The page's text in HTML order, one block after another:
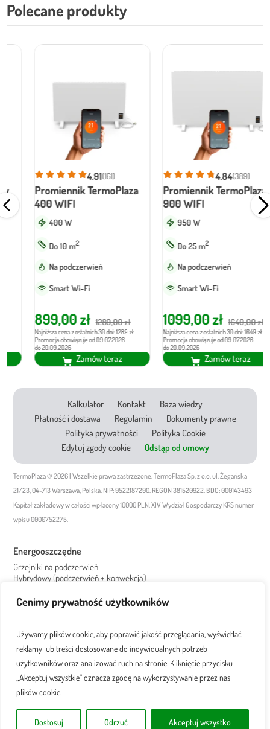
Cenimy prywatność użytkowników
Używamy plików cookie, aby poprawić jakość przeglądania, wyświetlać
reklamy lub treści dostosowane do indywidualnych potrzeb
użytkowników oraz analizować ruch na stronie. Kliknięcie przycisku
„Akceptuj wszystkie” oznacza zgodę na wykorzystywanie przez nas
plików cookie.
Dostosuj Odrzuć Akceptuj wszystko
Polecane produkty
4.91(161)
Promiennik TermoPlaza
400 WIFI
400 W
Do 10 m
Na podczerwień
Smart Wi-Fi
1289,00zł
Pierwotna
cena
wynosiła:
1289,00 zł.
899,00zł
Aktualna
cena
wynosi:
899,00 zł.
Najniższa cena z ostatnich 30 dni: 1289 zł
Promocja obowiązuje od 09.07.2026
do 20.09.2026
Zamów teraz
4.84(389)
Promiennik TermoPlaza
900 WIFI
950 W
Do 25 m
Na podczerwień
Smart Wi-Fi
1649,00zł
Pierwotna
cena
wynosiła:
1649,00 zł.
1099,00zł
Aktualna
cena
wynosi:
1099,00 zł.
Najniższa cena z ostatnich 30 dni: 1649 zł
Promocja obowiązuje od 09.07.2026
do 20.09.2026
Zamów teraz
Kalkulator Kontakt
Baza wiedzy
Płatność i dostawa
Regulamin
Dokumenty prawne
Polityka prywatności
Polityka Cookie
Edytuj zgody cookie
Odstąp od umowy
TermoPlaza © 2026 | Wszelkie prawa zastrzeżone. TermoPlaza Sp. z o.o. ul. Żegańska
21/23, 04-713 Warszawa, Polska. NIP: 9522187290. REGON 381520922. BDO: 000143493
Kapitał zakładowy w całości wpłacony 10000 PLN. XIV Wydział Gospodarczy KRS numer
wpisu 0000752275.
Energooszczędne
Grzejniki na podczerwień
Hybrydowy (podczerwień + konwekcja)
Grzejniki elektryczne
Pokojowe
Ścienne
Z termostatem
Z WiFi
Bez WiFi
Dekoracyjne
Białe
Czarne
Grzejniki pionowe